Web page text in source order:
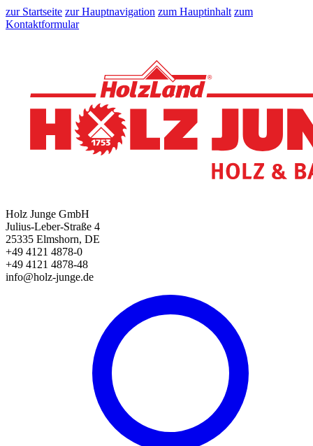
zur Startseite zur Hauptnavigation zum Hauptinhalt zum
Kontaktformular
Holz Junge GmbH
Julius-Leber-Straße 4
25335 Elmshorn, DE
+49 4121 4878-0
+49 4121 4878-48
info@holz-junge.de